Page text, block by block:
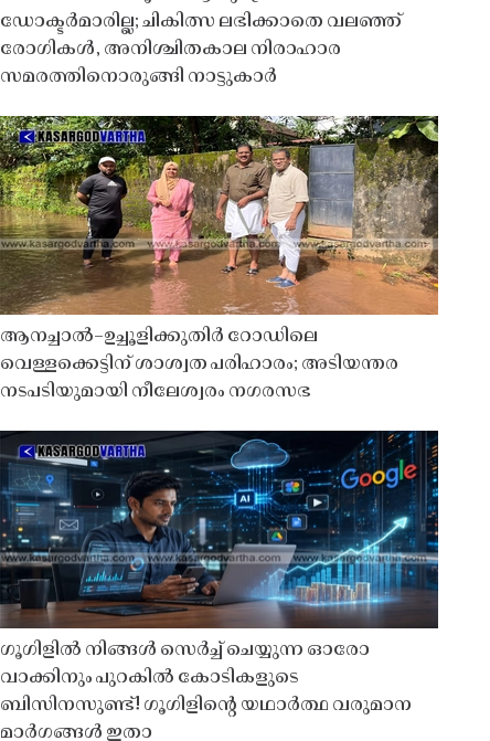
ഡോക്ടർമാരില്ല; ചികിത്സ ലഭിക്കാതെ വലഞ്ഞ്
രോഗികൾ, അനിശ്ചിതകാല നിരാഹാര
സമരത്തിനൊരുങ്ങി നാട്ടുകാർ
ആനച്ചാൽ–ഉച്ചൂളിക്കുതിർ റോഡിലെ
വെള്ളക്കെട്ടിന് ശാശ്വത പരിഹാരം; അടിയന്തര
നടപടിയുമായി നീലേശ്വരം നഗരസഭ
ഗൂഗിളിൽ നിങ്ങൾ സെർച്ച് ചെയ്യുന്ന ഓരോ
വാക്കിനും പുറകിൽ കോടികളുടെ
ബിസിനസുണ്ട്! ഗൂഗിളിന്റെ യഥാർത്ഥ വരുമാന
മാർഗങ്ങൾ ഇതാ